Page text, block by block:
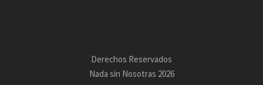
Derechos Reservados
Nada sin Nosotras 2026